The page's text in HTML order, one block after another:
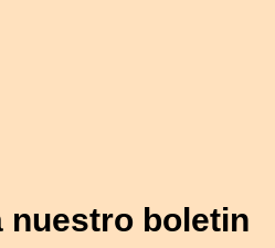
nuestro boletin